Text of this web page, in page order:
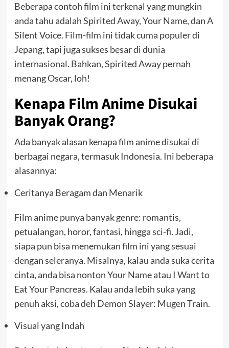
Beberapa contoh film ini terkenal yang mungkin
anda tahu adalah Spirited Away, Your Name, dan A
Silent Voice. Film-film ini tidak cuma populer di
Jepang, tapi juga sukses besar di dunia
internasional. Bahkan, Spirited Away pernah
menang Oscar, loh!
Kenapa Film Anime Disukai
Banyak Orang?
Ada banyak alasan kenapa film anime disukai di
berbagai negara, termasuk Indonesia. Ini beberapa
alasannya:
Ceritanya Beragam dan Menarik
Film anime punya banyak genre: romantis,
petualangan, horor, fantasi, hingga sci-fi. Jadi,
siapa pun bisa menemukan film ini yang sesuai
dengan seleranya. Misalnya, kalau anda suka cerita
cinta, anda bisa nonton Your Name atau I Want to
Eat Your Pancreas. Kalau anda lebih suka yang
penuh aksi, coba deh Demon Slayer: Mugen Train.
Visual yang Indah